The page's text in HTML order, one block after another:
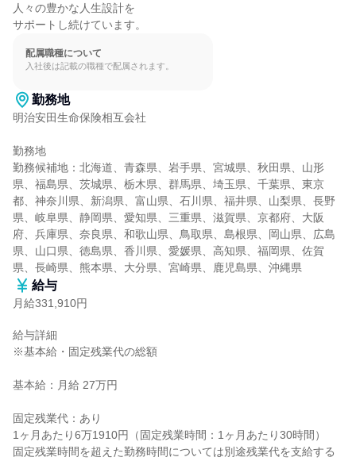
人々の豊かな人生設計を
サポートし続けています。
配属職種について
入社後は記載の職種で配属されます。
勤務地
明治安田生命保険相互会社
勤務地
勤務候補地：北海道、青森県、岩手県、宮城県、秋田県、山形
県、福島県、茨城県、栃木県、群馬県、埼玉県、千葉県、東京
都、神奈川県、新潟県、富山県、石川県、福井県、山梨県、長野
県、岐阜県、静岡県、愛知県、三重県、滋賀県、京都府、大阪
府、兵庫県、奈良県、和歌山県、鳥取県、島根県、岡山県、広島
県、山口県、徳島県、香川県、愛媛県、高知県、福岡県、佐賀
県、長崎県、熊本県、大分県、宮崎県、鹿児島県、沖縄県
給与
月給331,910円
給与詳細
※基本給・固定残業代の総額
基本給：月給 27万円
固定残業代：あり
1ヶ月あたり6万1910円（固定残業時間：1ヶ月あたり30時間）
固定残業時間を超えた勤務時間については別途残業代を支給する